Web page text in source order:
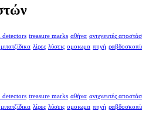
detectors treasure marks αθήνα ανιχνευτές
λίρες λύσεις ομοιωμα πηγή
detectors treasure marks αθήνα ανιχνευτές
λίρες λύσεις ομοιωμα πηγή